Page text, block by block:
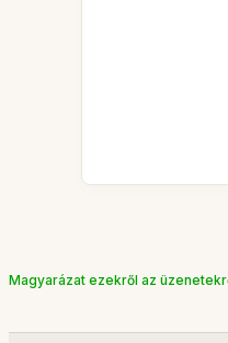
Magyarázat ezekről az